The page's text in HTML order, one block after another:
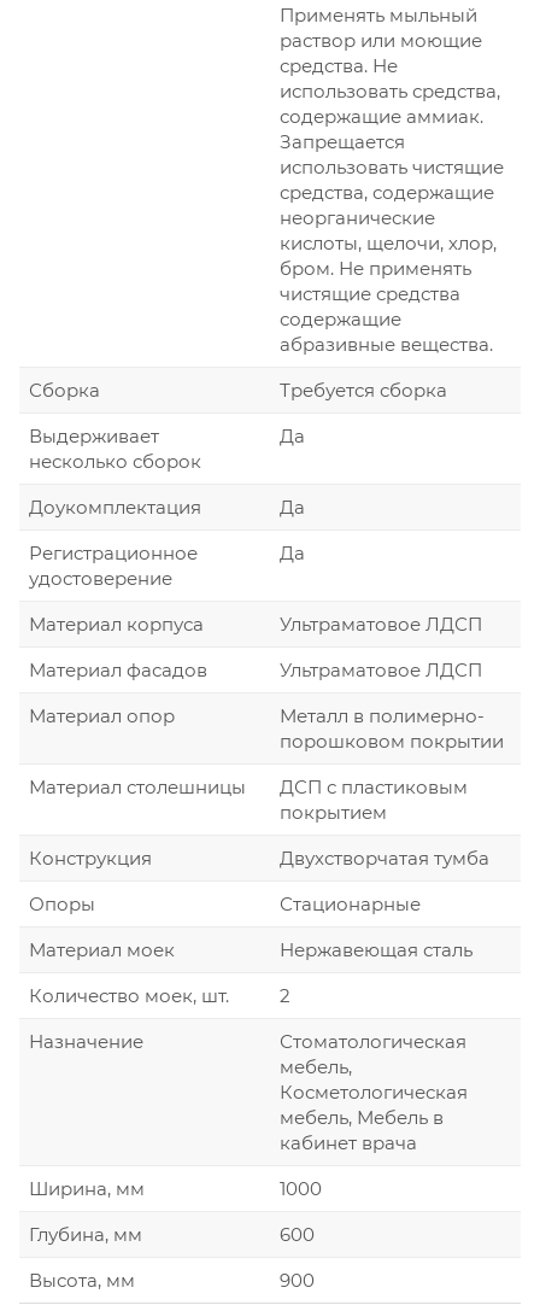
Применять мыльный
раствор или моющие
средства. Не
использовать средства,
содержащие аммиак.
Запрещается
использовать чистящие
средства, содержащие
неорганические
кислоты, щелочи, хлор,
бром. Не применять
чистящие средства
содержащие
абразивные вещества.
Сборка
Требуется сборка
Выдерживает
несколько сборок
Да
Доукомплектация
Да
Регистрационное
удостоверение
Да
Материал корпуса
Ультраматовое ЛДСП
Материал фасадов
Ультраматовое ЛДСП
Материал опор
Металл в полимерно-
порошковом покрытии
Материал столешницы
ДСП с пластиковым
покрытием
Конструкция
Двухстворчатая тумба
Опоры
Стационарные
Материал моек
Нержавеющая сталь
Количество моек, шт.
2
Назначение
Стоматологическая
мебель,
Косметологическая
мебель, Мебель в
кабинет врача
Ширина, мм
1000
Глубина, мм
600
Высота, мм
900